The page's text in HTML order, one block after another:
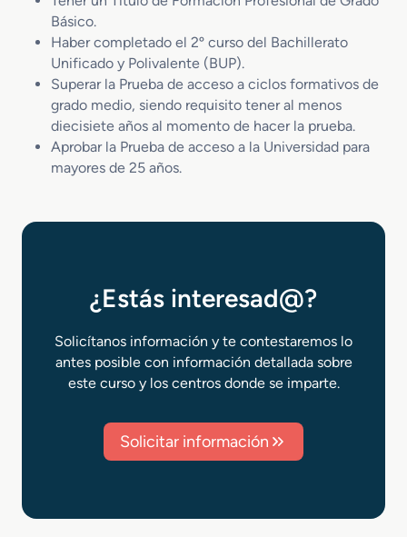
Básico.
Haber completado el 2º curso del Bachillerato
Unificado y Polivalente (BUP).
Superar la Prueba de acceso a ciclos formativos de
grado medio, siendo requisito tener al menos
diecisiete años al momento de hacer la prueba.
Aprobar la Prueba de acceso a la Universidad para
mayores de 25 años.
¿Estás interesad@?
Solicítanos información y te contestaremos lo
antes posible con información detallada sobre
este curso y los centros donde se imparte.
Solicitar información